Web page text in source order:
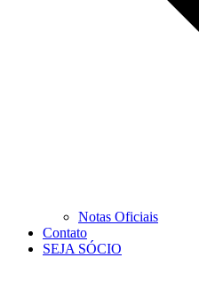
Notas Oficiais
Contato
SEJA SÓCIO